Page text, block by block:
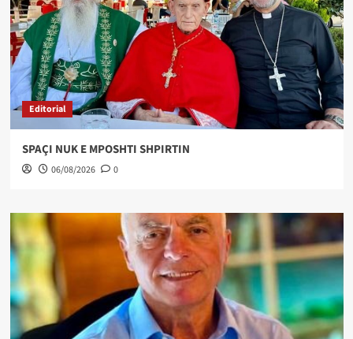
Editorial
SPAÇI NUK E MPOSHTI SHPIRTIN
06/08/2026 0